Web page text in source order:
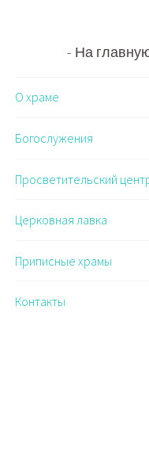
На
О храме
Богослужения
Просветительский
Церковная лавка
Приписные храмы
Контакты